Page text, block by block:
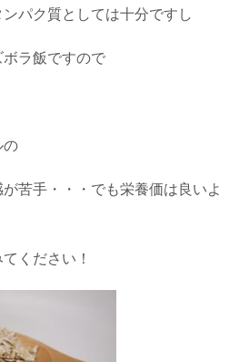
パク質としては十分ですし
ラ飯ですので
の
苦手・・・でも栄養価は良いよ
ください！